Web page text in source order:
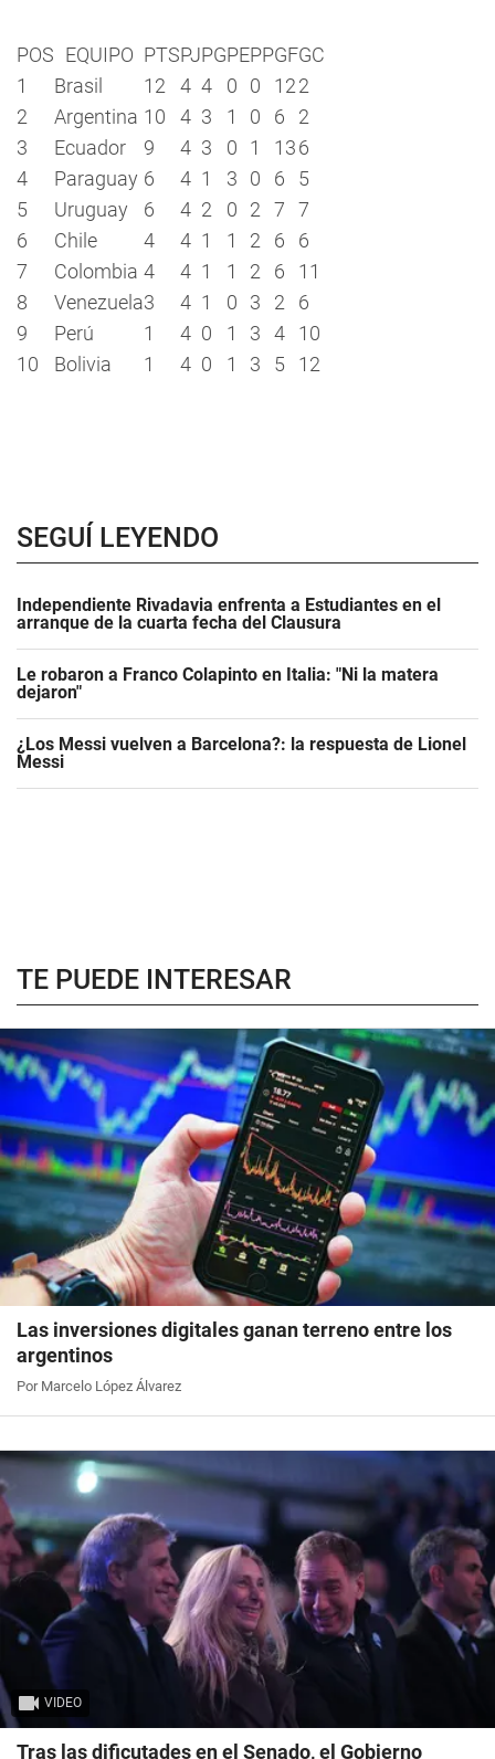
POS EQUIPO PTSPJPGPEPPGFGC
1
Brasil 12 4 4 0 0 122
2
Argentina 10 4 3 1 0 6
2
3
Ecuador 9 4 3 0 1 136
4
Paraguay 6 4 1 3 0 6
5
5
Uruguay 6 4 2 0 2 7
7
6
Chile 4 4 1 1 2 6
6
7
Colombia 4 4 1 1 2 6
11
8
Venezuela3 4 1 0 3 2
6
9
Perú 1 4 0 1 3 4
10
10
Bolivia 1 4 0 1 3 5 12
SEGUÍ LEYENDO
Independiente Rivadavia enfrenta a Estudiantes en el
arranque de la cuarta fecha del Clausura
Le robaron a Franco Colapinto en Italia: "Ni la matera
dejaron"
¿Los Messi vuelven a Barcelona?: la respuesta de Lionel
Messi
TE PUEDE INTERESAR
Las inversiones digitales ganan terreno entre los
argentinos
Por Marcelo López Álvarez
VIDEO
Tras las dificutades en el Senado, el Gobierno